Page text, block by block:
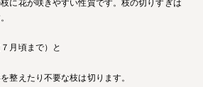
に花が咲きやすい性質です。枝の切りすぎは
月頃まで）と
整えたり不要な枝は切ります。